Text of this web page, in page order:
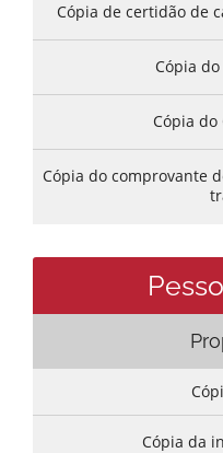
Cópia de certidão de
Cópia
Cópia do
Cópia do comprovante
Cópia da